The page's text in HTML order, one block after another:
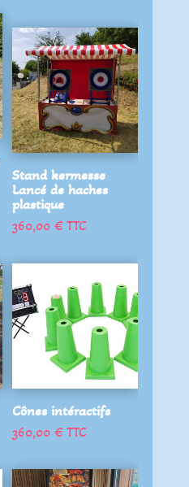
Stand kermesse
Lancé de haches
plastique
360,00€ TTC
Cônes intéractifs
360,00€ TTC